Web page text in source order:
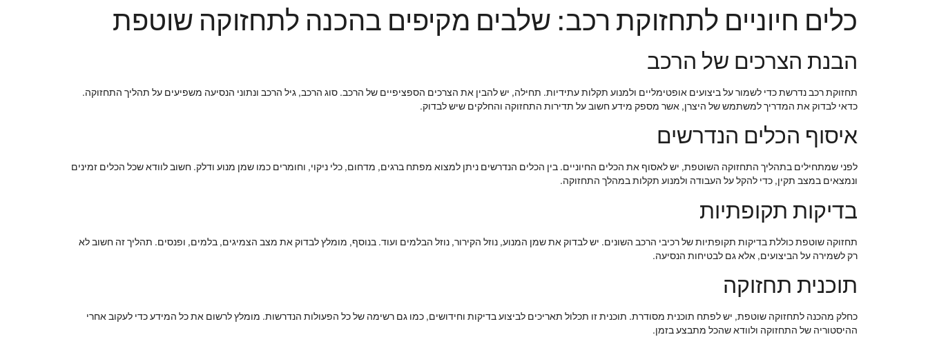
כלים חיוניים לתחזוקת רכב: שלבים מקיפים בהכנה לתחזוקה שוטפת
הבנת הצרכים של הרכב
תחזוקת רכב נדרשת כדי לשמור על ביצועים אופטימליים ולמנוע תקלות עתידיות. תחילה, יש להבין את הצרכים הספציפיים של הרכב. סוג הרכב, גיל הרכב ונתוני הנסיעה משפיעים על תהליך התחזוקה.
כדאי לבדוק את המדריך למשתמש של היצרן, אשר מספק מידע חשוב על תדירות התחזוקה והחלקים שיש לבדוק.
איסוף הכלים הנדרשים
לפני שמתחילים בתהליך התחזוקה השוטפת, יש לאסוף את הכלים החיוניים. בין הכלים הנדרשים ניתן למצוא מפתח ברגים, מדחום, כלי ניקוי, וחומרים כמו שמן מנוע ודלק. חשוב לוודא שכל הכלים זמינים
ונמצאים במצב תקין, כדי להקל על העבודה ולמנוע תקלות במהלך התחזוקה.
בדיקות תקופתיות
תחזוקה שוטפת כוללת בדיקות תקופתיות של רכיבי הרכב השונים. יש לבדוק את שמן המנוע, נוזל הקירור, נוזל הבלמים ועוד. בנוסף, מומלץ לבדוק את מצב הצמיגים, בלמים, ופנסים. תהליך זה חשוב לא
רק לשמירה על הביצועים, אלא גם לבטיחות הנסיעה.
תוכנית תחזוקה
כחלק מהכנה לתחזוקה שוטפת, יש לפתח תוכנית מסודרת. תוכנית זו תכלול תאריכים לביצוע בדיקות וחידושים, כמו גם רשימה של כל הפעולות הנדרשות. מומלץ לרשום את כל המידע כדי לעקוב אחרי
ההיסטוריה של התחזוקה ולוודא שהכל מתבצע בזמן.